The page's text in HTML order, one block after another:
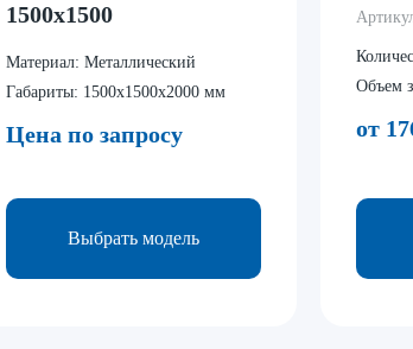
1500х1500
Материал: Металлический
Габариты: 1500х1500х2000 мм
Цена по запросу
Выбрать модель
Объем
от